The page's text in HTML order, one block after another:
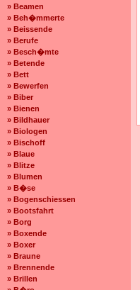
» Beamen
» Beh�mmerte
» Beissende
» Berufe
» Besch�mte
» Betende
» Bett
» Bewerfen
» Biber
» Bienen
» Bildhauer
» Biologen
» Bischoff
» Blaue
» Blitze
» Blumen
» B�se
» Bogenschiessen
» Bootsfahrt
» Borg
» Boxende
» Boxer
» Braune
» Brennende
» Brillen